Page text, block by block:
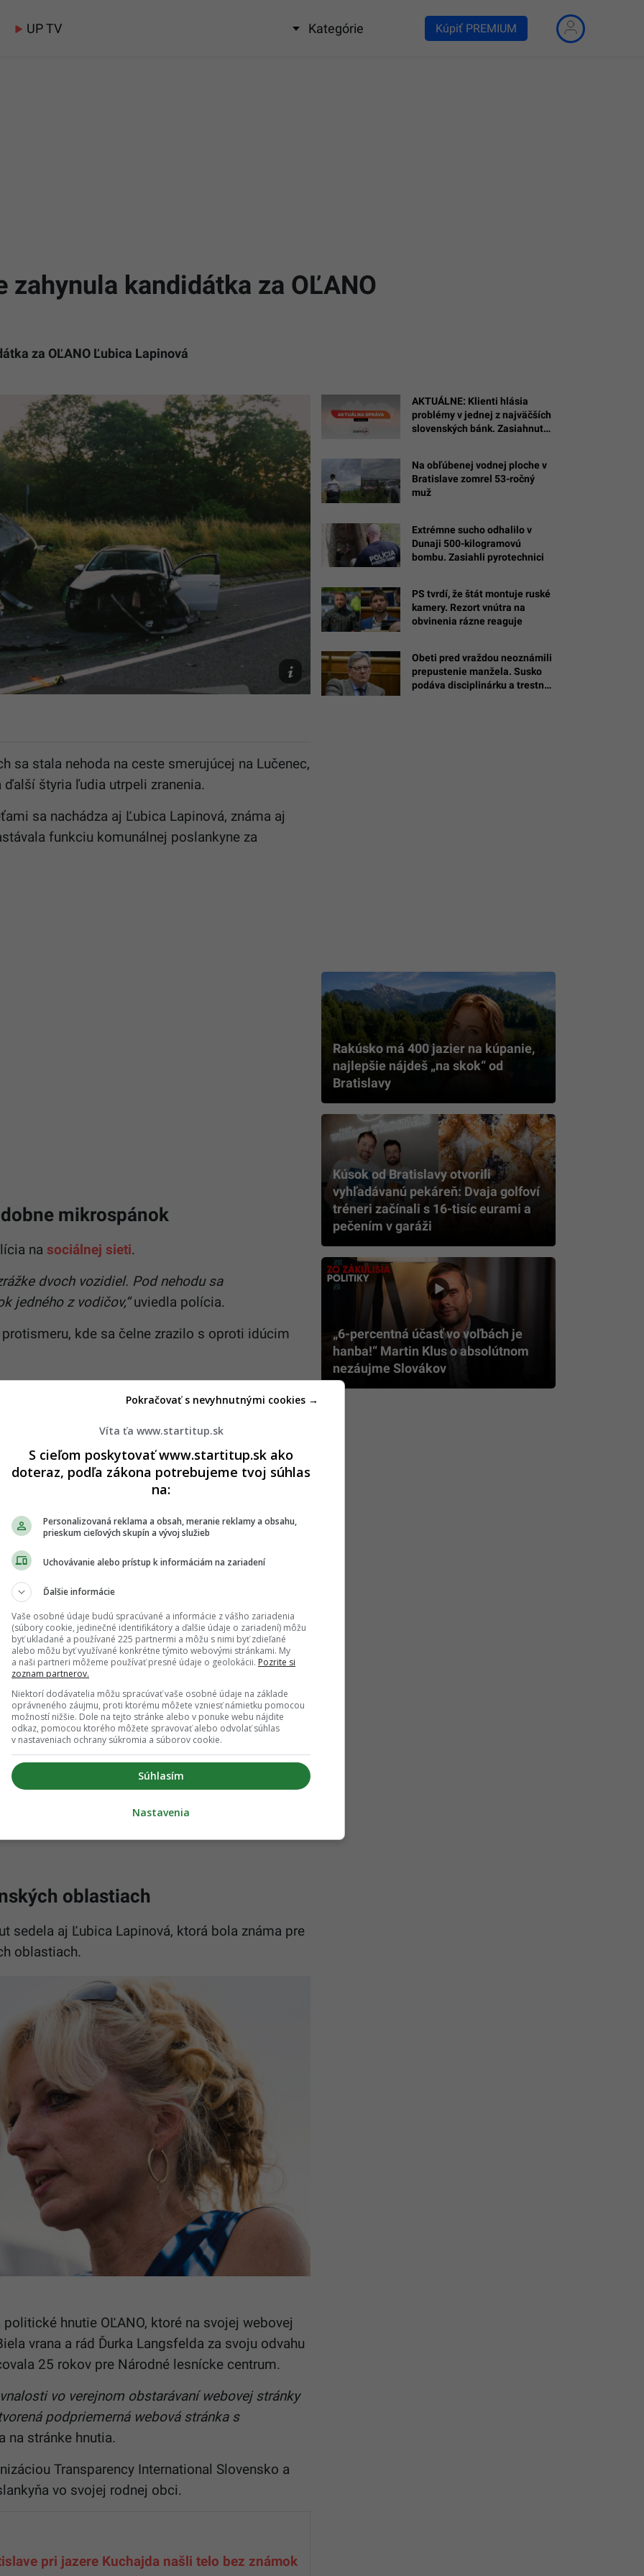
UP TV Kategórie Kúpiť PREMIUM
zahynula kandidátka za OĽANO
za OĽANO Ľubica Lapinová
z
udalosti
Reprofoto:
Slovenskej
republiky
sa stala nehoda na ceste smerujúcej na Lučenec,
štyria ľudia utrpeli zranenia.
sa nachádza aj Ľubica Lapinová, známa aj
funkciu komunálnej poslankyne za
mikrospánok
na sociálnej sieti.
dvoch vozidiel. Pod nehodu sa
jedného z vodičov,“uviedla polícia.
kde sa čelne zrazilo s oproti idúcim
v oboch vozidlách a, žiaľ, jedna žena vo veku
podľahla. Druhá vo veku 61 rokov zomrela
Ďalšie 2 osoby utrpeli ťažké zranenia a
ďalej.
záchranári ATE z operačného strediska v
stíhanie pre usmrtenie, pri ktorom budú do
dopravy a zdravotníctva.
biologického materiálu s cieľom zistiť
oblastiach
sedela aj Ľubica Lapinová, ktorá bola známa pre
oblastiach.
hnutie OĽANO, ktoré na svojej webovej
vrana a rád Ďurka Langsfelda za svoju odvahu
25 rokov pre Národné lesnícke centrum.
vo verejnom obstarávaní webovej stránky
podpriemerná webová stránka s
na stránke hnutia.
Transparency International Slovensko a
vo svojej rodnej obci.
pri jazere Kuchajda našli telo bez známok
AKTUÁLNE: Klienti hlásia
problémy v jednej z najväčších
slovenských bánk. Zasiahnuté
Na obľúbenej vodnej ploche v
Bratislave zomrel 53-ročný
muž
Extrémne sucho odhalilo v
Dunaji 500-kilogramovú
bombu. Zasiahli pyrotechnici
PS tvrdí, že štát montuje ruské
kamery. Rezort vnútra na
obvinenia rázne reaguje
Obeti pred vraždou neoznámili
prepustenie manžela. Susko
podáva disciplinárku a trestné
Rakúsko má 400 jazier na kúpanie,
najlepšie nájdeš „na skok“ od
Bratislavy
Kúsok od Bratislavy otvorili
vyhľadávanú pekáreň: Dvaja golfoví
tréneri začínali s 16-tisíc eurami a
pečením v garáži
„6-percentná účasť vo voľbách je
hanba!“ Martin Klus o absolútnom
nezáujme Slovákov
Víta ťa www.startitup.sk
S cieľom poskytovať www.startitup.sk ako
doteraz, podľa zákona potrebujeme tvoj súhlas
na:
Personalizovaná reklama a obsah, meranie reklamy a obsahu,
prieskum cieľových skupín a vývoj služieb
Uchovávanie alebo prístup k informáciám na zariadení
Ďalšie informácie
Vaše osobné údaje budú spracúvané a informácie z vášho zariadenia
(súbory cookie, jedinečné identifikátory a ďalšie údaje o zariadení) môžu
byť ukladané a používané 225 partnermi a môžu s nimi byť zdieľané
alebo môžu byť využívané konkrétne týmito webovými stránkami. My
a naši partneri môžeme používať presné údaje o geolokácii. Pozrite si
zoznam partnerov.
Niektorí dodávatelia môžu spracúvať vaše osobné údaje na základe
oprávneného záujmu, proti ktorému môžete vzniesť námietku pomocou
možností nižšie. Dole na tejto stránke alebo v ponuke webu nájdite
odkaz, pomocou ktorého môžete spravovať alebo odvolať súhlas
v nastaveniach ochrany súkromia a súborov cookie.
Súhlasím
Pokračovať s nevyhnutnými cookies →
Nastavenia